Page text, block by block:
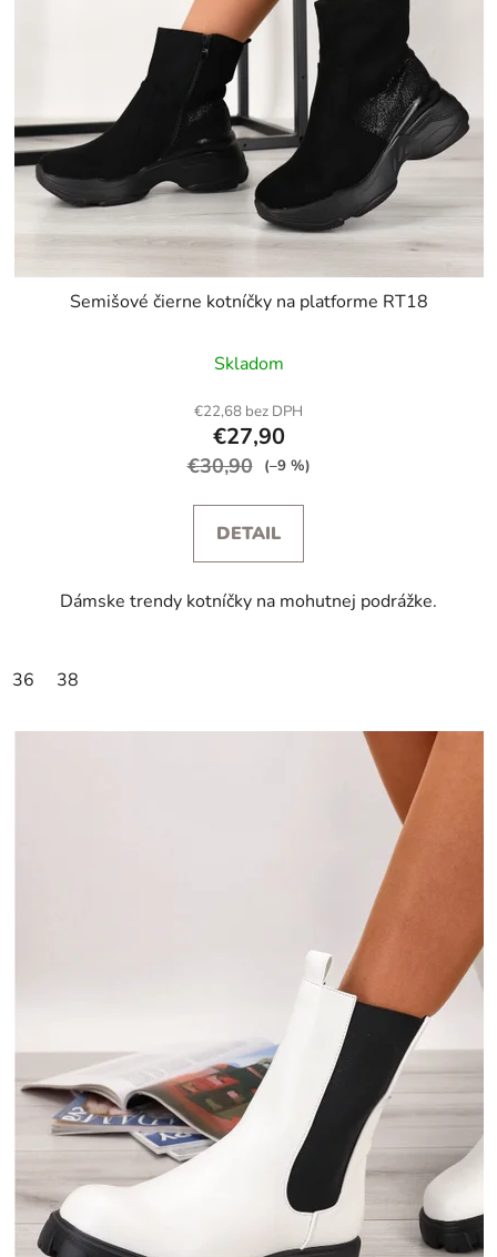
Semišové čierne kotníčky na platforme RT18
Skladom
€22,68 bez DPH
€27,90
€30,90 (–9 %)
DETAIL
Dámske trendy kotníčky na mohutnej podrážke.
36 38